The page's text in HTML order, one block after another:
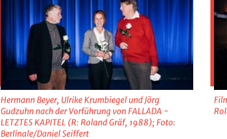
Hermann Beyer, Ulrike Krumbiegel und Jörg
Gudzuhn nach der Vorführung von FALLADA -
LETZTES KAPITEL (R: Roland Gräf, 1988); Foto:
Berlinale/Daniel Seiffert